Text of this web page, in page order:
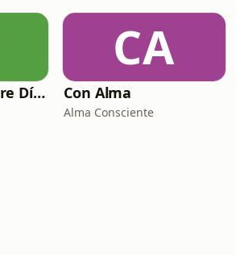
El Podcast de Tere Díaz
CA
Con Alma
Alma Consciente